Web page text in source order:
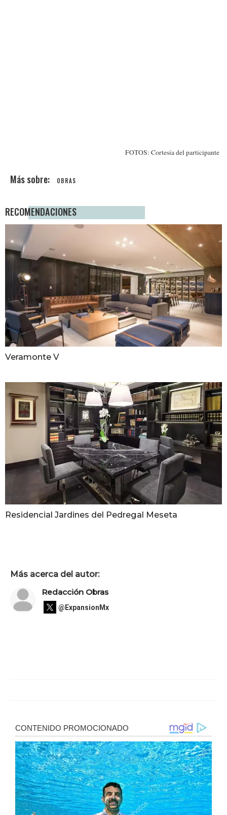
FOTOS: Cortesía del participante
OBRAS
RECOMENDACIONES
Veramonte V
Residencial Jardines del Pedregal Meseta
Más acerca del autor:
Redacción Obras
@ExpansionMx